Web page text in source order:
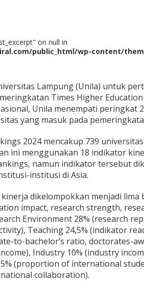
on null in
public_html/wp-content/
Lampung (Unila) untuk
Times Higher
Unila menempati peringkat
yang masuk pada
2024 mencakup 739
ini menggunakan 18 indikator
namun indikator tersebut
institusi di Asia.
dikelompokkan menjadi lima
impact, research strength,
Environment 28% (research
Teaching 24,5% (indikator
to-bachelor’s ratio, doctorates-
Industry 10% (industry
(proportion of international
collaboration).